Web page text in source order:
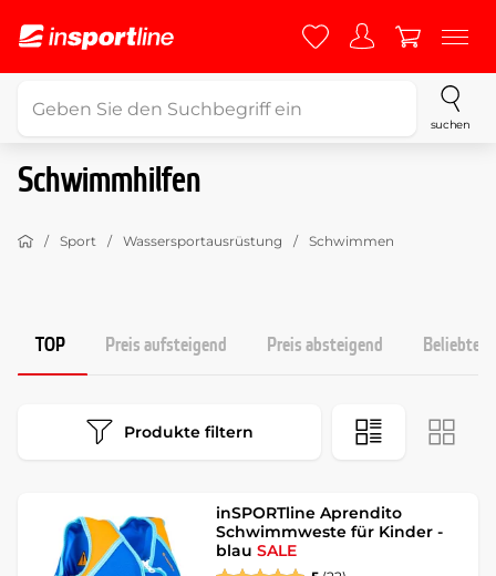
suchen
Schwimmhilfen
Sport Wassersportausrüstung Schwimmen
TOP Preis aufsteigend Preis absteigend
Produkte filtern
inSPORTline Aprendito
Schwimmweste für Kinder -
blauSALE